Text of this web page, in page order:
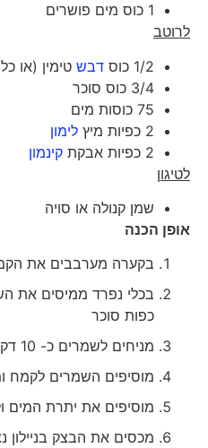
1 כוס מים פושרים
לרוטב
1/2 כוס
דבשטימין (או כל
3/4 כוס סוכר
75 כוסות מים
2 כפיות מיץ
לימון
2 כפיות אבקת
קינמון
לטיגון
שמן קנולה או סויה
אופן הכנה
בקערה מערבבים את הקמח
כפות סוכר
מניחים לשמרים כ- 10 דקות להתעורר
מוסיפים השמרים לקמח
מוסיפים את יתרת המים
מכסים את הבצק בניילון